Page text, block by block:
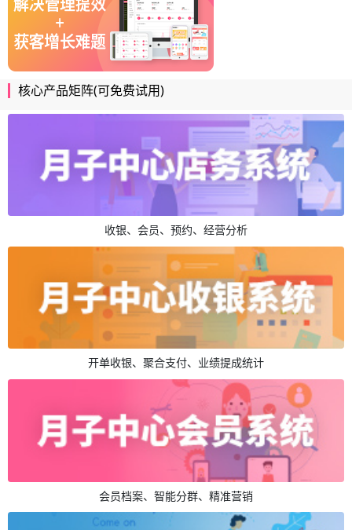
核心产品矩阵(可免费试用)
收银、会员、预约、经营分析
开单收银、聚合支付、业绩提成统计
会员档案、智能分群、精准营销